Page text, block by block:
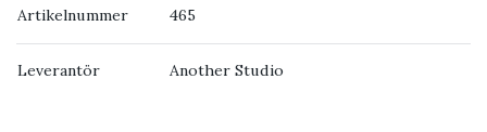
Artikelnummer 465
Leverantör Another Studio